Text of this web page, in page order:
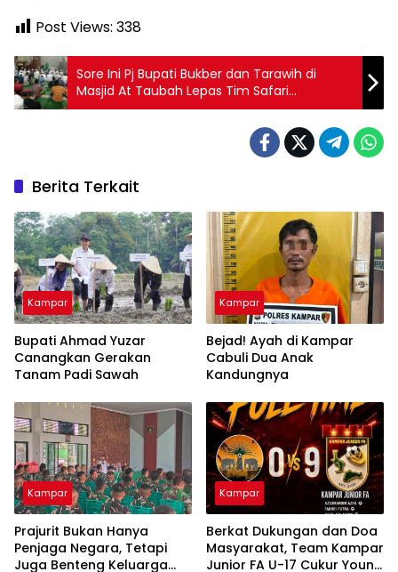
Post Views: 338
Sore Ini Pj Bupati Bukber dan Tarawih di
Masjid At Taubah Lepas Tim Safari
Ramadhan
Berita Terkait
Kampar
Bupati Ahmad Yuzar
Canangkan Gerakan
Tanam Padi Sawah
Kampar
Bejad! Ayah di Kampar
Cabuli Dua Anak
Kandungnya
Kampar
Prajurit Bukan Hanya
Penjaga Negara, Tetapi
Juga Benteng Keluarga
Kampar
Berkat Dukungan dan Doa
Masyarakat, Team Kampar
Junior FA U-17 Cukur Young